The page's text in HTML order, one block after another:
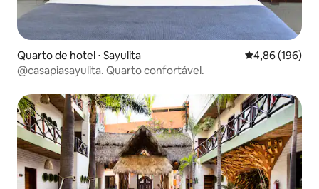
Quarto de hotel ⋅ Sayulita 4,86 de uma
4,86 (196)
@casapiasayulita. Quarto confortável.